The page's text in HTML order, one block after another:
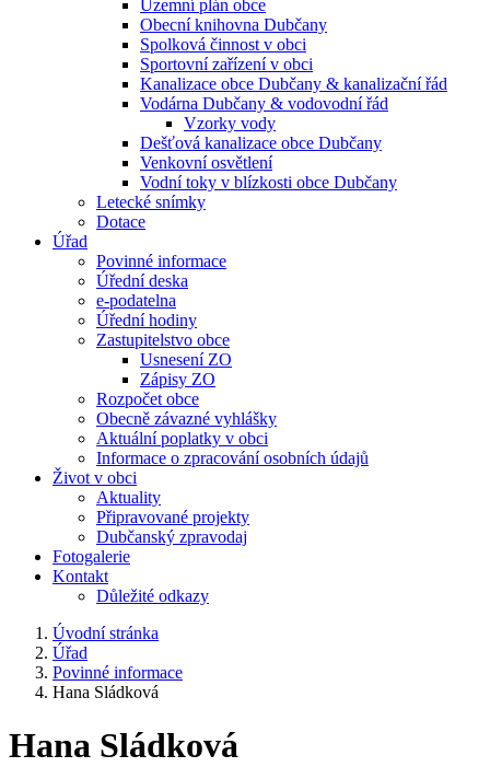
Územní plán obce
Obecní knihovna Dubčany
Spolková činnost v obci
Sportovní zařízení v obci
Kanalizace obce Dubčany & kanalizační řád
Vodárna Dubčany & vodovodní řád
Vzorky vody
Dešťová kanalizace obce Dubčany
Venkovní osvětlení
Vodní toky v blízkosti obce Dubčany
Letecké snímky
Dotace
Úřad
Povinné informace
Úřední deska
e-podatelna
Úřední hodiny
Zastupitelstvo obce
Usnesení ZO
Zápisy ZO
Rozpočet obce
Obecně závazné vyhlášky
Aktuální poplatky v obci
Informace o zpracování osobních údajů
Život v obci
Aktuality
Připravované projekty
Dubčanský zpravodaj
Fotogalerie
Kontakt
Důležité odkazy
Úvodní stránka
Úřad
Povinné informace
Hana Sládková
Hana Sládková